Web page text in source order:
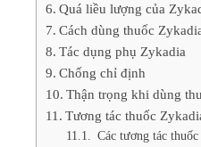
Quá liều lượng của
Cách dùng thuốc
Tác dụng phụ Zykadia
Chống chỉ định
Thận trọng khi dùng
Tương tác thuốc
Các tương tác